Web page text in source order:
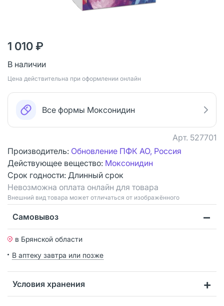
1 010 ₽
В наличии
Цена действительна при оформлении онлайн
Все формы Моксонидин
Арт. 527701
Производитель: Обновление ПФК АО, Россия
Действующее вещество: Моксонидин
Срок годности: Длинный срок
Невозможна оплата онлайн для товара
Bнешний вид товара может отличаться от изображённого
Самовывоз
в Брянской области
В аптеку завтра или позже
Условия хранения